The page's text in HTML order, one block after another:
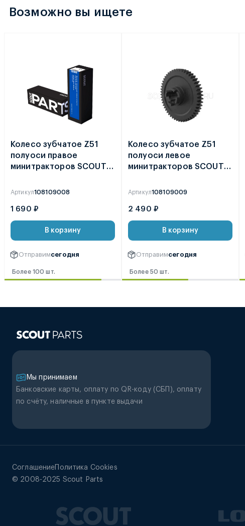
Возможно вы ищете
Колесо зубчатое Z51
полуоси правое
минитракторов SCOUT
ФАЙТЕР T-22
Артикул108109008
1 690 ₽
В корзину
Отправимсегодня
Более 100 шт.
Колесо зубчатое Z51
полуоси левое
минитракторов SCOUT
ФАЙТЕР T-22
Артикул108109009
2 490 ₽
В корзину
Отправимсегодня
Более 50 шт.
Мы принимаем
Банковские карты, оплату по QR-коду (CБП), оплату
по счёту, наличные в пункте выдачи
Соглашение Политика Cookies
© 2008-2025 Scout Parts